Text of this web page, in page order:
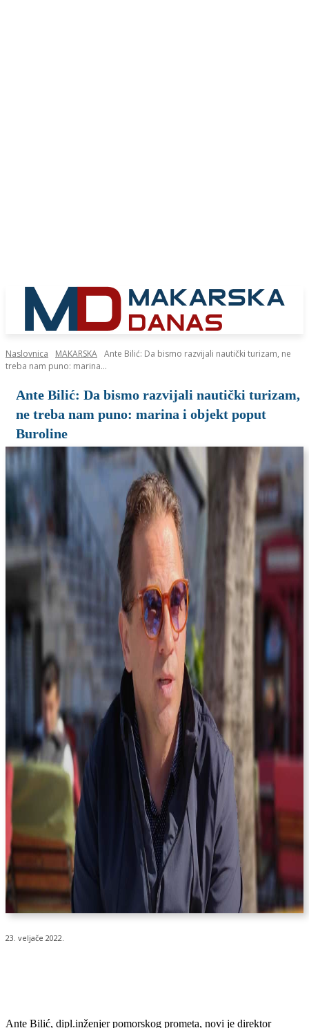
Naslovnica MAKARSKA Ante Bilić: Da bismo razvijali nautički turizam, ne
treba nam puno: marina...
Ante Bilić: Da bismo razvijali nautički turizam,
ne treba nam puno: marina i objekt poput
Buroline
23. veljače 2022.
Ante Bilić, dipl.inženjer pomorskog prometa, novi je direktor